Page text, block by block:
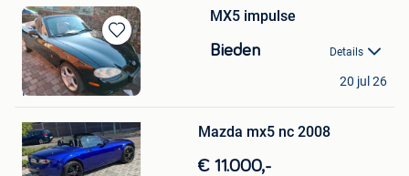
Bewaren
in
Mijn
Favorieten
MX5 impulse
Bieden Details
Marc
Hasselt
20 jul 26
in
Mijn
Favorieten
Mazda mx5 nc 2008
€ 11.000,-